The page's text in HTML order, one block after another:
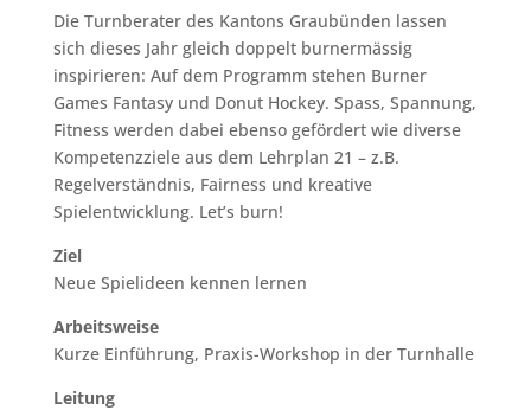
Die Turnberater des Kantons Graubünden lassen
sich dieses Jahr gleich doppelt burnermässig
inspirieren: Auf dem Programm stehen Burner
Games Fantasy und Donut Hockey. Spass, Spannung,
Fitness werden dabei ebenso gefördert wie diverse
Kompetenzziele aus dem Lehrplan 21 – z.B.
Regelverständnis, Fairness und kreative
Spielentwicklung. Let’s burn!
Ziel
Neue Spielideen kennen lernen
Arbeitsweise
Kurze Einführung, Praxis-Workshop in der Turnhalle
Leitung